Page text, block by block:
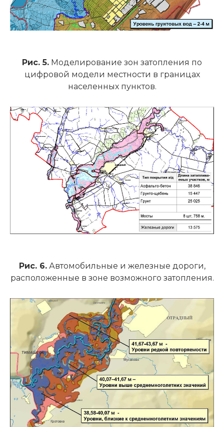
Рис. 5. Моделирование зон затопления по
цифровой модели местности в границах
населенных пунктов.
Рис. 6.Автомобильные и железные дороги,
расположенные в зоне возможного затопления.